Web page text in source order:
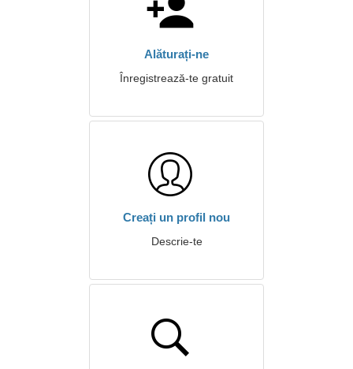
Alăturați-ne
Înregistrează-te gratuit
Creați un profil nou
Descrie-te